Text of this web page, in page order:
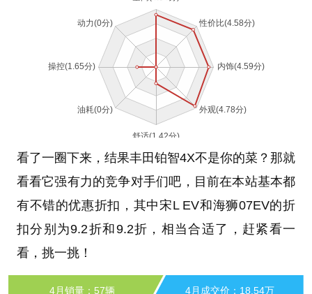
看了一圈下来，结果丰田铂智4X不是你的菜？那就
看看它强有力的竞争对手们吧，目前在本站基本都
有不错的优惠折扣，其中宋L EV和海狮07EV的折
扣分别为9.2折和9.2折，相当合适了，赶紧看一
看，挑一挑！
4月销量：57辆 4月成交价：18.54万